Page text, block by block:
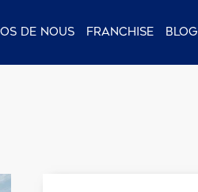
de nous Franchise Blog